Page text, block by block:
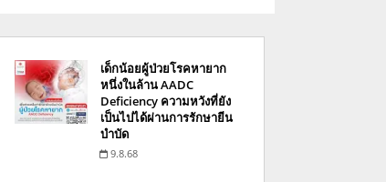
เด็กน้อยผู้ป่วยโรคหายาก
หนึ่งในล้าน AADC
Deficiency ความหวังที่ยัง
เป็นไปได้ผ่านการรักษายีน
บำบัด
9.8.68